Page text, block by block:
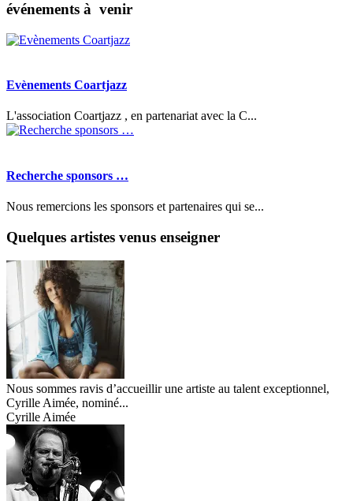
événements à venir
Evènements Coartjazz
L'association Coartjazz , en partenariat avec la C...
Recherche sponsors …
Nous remercions les sponsors et partenaires qui se...
Quelques artistes venus enseigner
Nous sommes ravis d’accueillir une artiste au talent exceptionnel,
Cyrille Aimée, nominé...
Cyrille Aimée